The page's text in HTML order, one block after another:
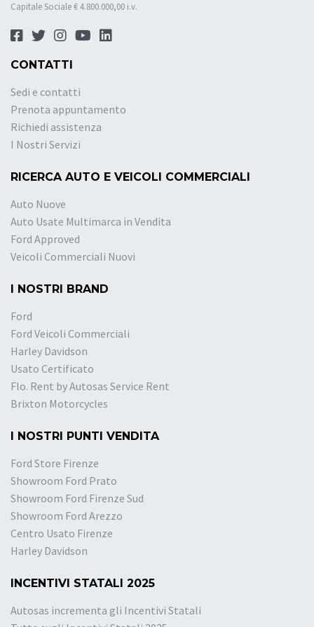
Capitale Sociale € 4.800.000,00 i.v.
CONTATTI
Sedi e contatti
Prenota appuntamento
Richiedi assistenza
I Nostri Servizi
RICERCA AUTO E VEICOLI COMMERCIALI
Auto Nuove
Auto Usate Multimarca in Vendita
Ford Approved
Veicoli Commerciali Nuovi
I NOSTRI BRAND
Ford
Ford Veicoli Commerciali
Harley Davidson
Usato Certificato
Flo. Rent by Autosas Service Rent
Brixton Motorcycles
I NOSTRI PUNTI VENDITA
Ford Store Firenze
Showroom Ford Prato
Showroom Ford Firenze Sud
Showroom Ford Arezzo
Centro Usato Firenze
Harley Davidson
INCENTIVI STATALI 2025
Autosas incrementa gli Incentivi Statali